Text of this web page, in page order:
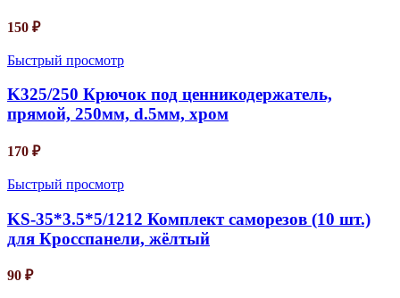
150 ₽
Быстрый просмотр
K325/250 Крючок под ценникодержатель,
прямой, 250мм, d.5мм, хром
170 ₽
Быстрый просмотр
KS-35*3.5*5/1212 Комплект саморезов (10 шт.)
для Кросспанели, жёлтый
90 ₽